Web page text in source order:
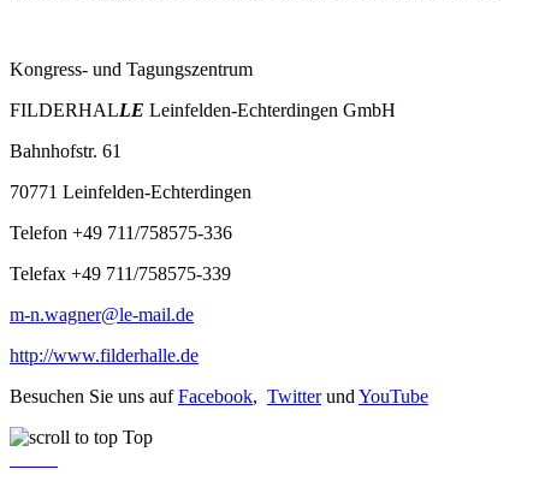
Kongress- und Tagungszentrum
FILDERHALLE Leinfelden-Echterdingen GmbH
Bahnhofstr. 61
70771 Leinfelden-Echterdingen
Telefon +49 711/758575-336
Telefax +49 711/758575-339
m-n.wagner@le-mail.de
http://www.filderhalle.de
Besuchen Sie uns aufFacebook, TwitterundYouTube
Top